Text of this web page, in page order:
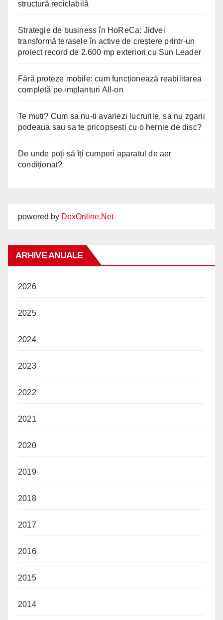
structură reciclabilă
Strategie de business în HoReCa: Jidvei
transformă terasele în active de creștere printr-un
proiect record de 2.600 mp exteriori cu Sun Leader
Fără proteze mobile: cum funcționează reabilitarea
completă pe implanturi All-on
Te muti? Cum sa nu-ti avariezi lucrurile, sa nu zgarii
podeaua sau sa te pricopsesti cu o hernie de disc?
De unde poți să îți cumperi aparatul de aer
condiționat?
powered by DexOnline.Net
ARHIVE ANUALE
2026
2025
2024
2023
2022
2021
2020
2019
2018
2017
2016
2015
2014